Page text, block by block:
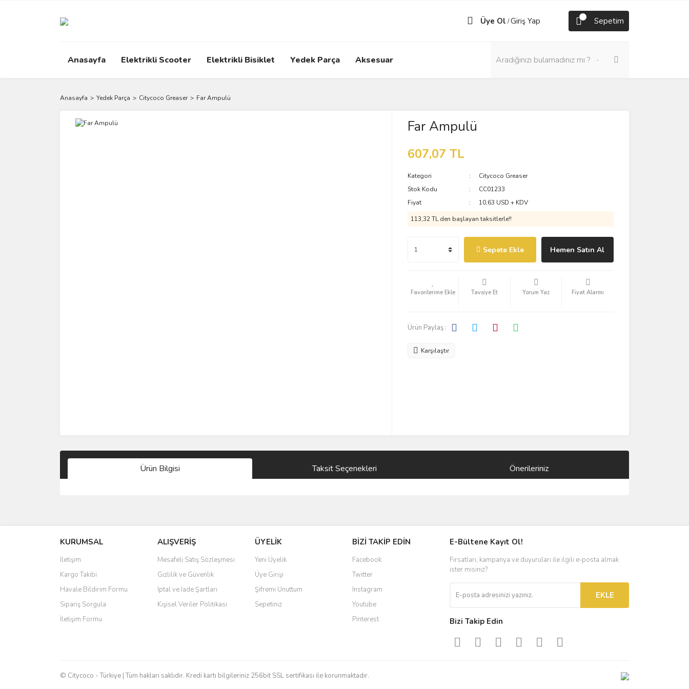
Üye Ol /Giriş Yap Sepetim
Anasayfa Elektrikli Scooter Elektrikli Bisiklet Yedek Parça Aksesuar
Anasayfa Yedek Parça Citycoco Greaser Far Ampulü
Far Ampulü
607,07 TL
Kategori
Citycoco Greaser
Stok Kodu
CC01233
Fiyat
10,63 USD + KDV
113,32 TL den başlayan taksitlerle!!
Sepete Ekle Hemen Satın Al
Tavsiye Et Yorum Yaz Fiyat Alarmı
Ürün Paylaş :
Karşılaştır
Ürün Bilgisi Taksit Seçenekleri Önerileriniz
Ürün resmi kalitesiz, bozuk veya görüntülenemiyor.
Ürün açıklamasında eksik bilgiler bulunuyor.
Ürün bilgilerinde hatalar bulunuyor.
Ürün fiyatı diğer sitelerden daha pahalı.
Bu ürüne benzer farklı alternatifler olmalı.
KURUMSAL
İletişim
Kargo Takibi
Havale Bildirim Formu
Sipariş Sorgula
İletişim Formu
ALIŞVERİŞ
Mesafeli Satış Sözleşmesi
Gizlilik ve Güvenlik
İptal ve İade Şartları
Kişisel Veriler Politikası
ÜYELİK
Yeni Üyelik
Üye Girişi
Şifremi Unuttum
Sepetiniz
BİZİ TAKİP EDİN
Facebook
Twitter
Instagram
Youtube
Pinterest
E-Bültene Kayıt Ol!
Fırsatları, kampanya ve duyuruları ile ilgili e-posta almak
ister misiniz?
EKLE
Bizi Takip Edin
© Citycoco - Türkiye | Tüm hakları saklıdır. Kredi kartı bilgileriniz 256bit SSL sertifikası ile korunmaktadır.